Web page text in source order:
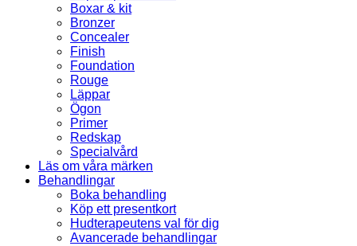
Boxar & kit
Bronzer
Concealer
Finish
Foundation
Rouge
Läppar
Ögon
Primer
Redskap
Specialvård
Läs om våra märken
Behandlingar
Boka behandling
Köp ett presentkort
Hudterapeutens val för dig
Avancerade behandlingar